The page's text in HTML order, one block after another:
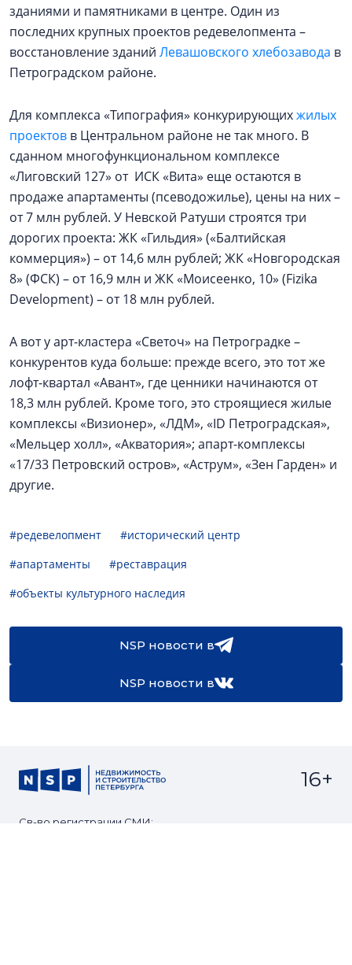
зданиями и памятниками в центре. Один из
последних крупных проектов редевелопмента –
восстановление зданий Левашовского хлебозавода в
Петроградском районе.
Для комплекса «Типография» конкурирующихжилых
проектов в Центральном районе не так много. В
сданном многофункциональном комплексе
«Лиговский 127» от ИСК «Вита» еще остаются в
продаже апартаменты (псеводожилье), цены на них –
от 7 млн рублей. У Невской Ратуши строятся три
дорогих проекта: ЖК «Гильдия» («Балтийская
коммерция») – от 14,6 млн рублей; ЖК «Новгородская
8» (ФСК) – от 16,9 млн и ЖК «Моисеенко, 10» (Fizika
Development) – от 18 млн рублей.
А вот у арт-кластера «Светоч» на Петроградке –
конкурентов куда больше: прежде всего, это тот же
лофт-квартал «Авант», где ценники начинаются от
18,3 млн рублей. Кроме того, это строящиеся жилые
комплексы «Визионер», «ЛДМ», «ID Петроградская»,
«Мельцер холл», «Акватория»; апарт-комплексы
«17/33 Петровский остров», «Аструм», «Зен Гарден» и
другие.
#редевелопмент
#исторический центр
#апартаменты
#реставрация
#объекты культурного наследия
NSP новости в
NSP новости в
Св-во регистрации СМИ:
16+